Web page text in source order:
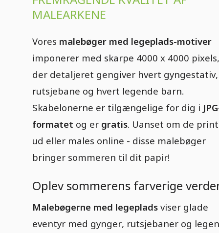
MALEARKENE
Vores malebøger med legeplads-motiver
imponerer med skarpe 4000 x 4000 pixels,
der detaljeret gengiver hvert gyngestativ,
rutsjebane og hvert legende barn.
Skabelonerne er tilgængelige for dig i
formatet og er gratis. Uanset om de
ud eller males online - disse malebøger
bringer sommeren til dit papir!
Oplev sommerens farverige
Malebøgerne med legeplads viser glade
eventyr med gynger, rutsjebaner og